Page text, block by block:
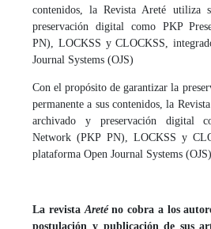
contenidos, la Revista Areté utiliza
preservación digital como PKP
PN), LOCKSS y CLOCKSS,
Journal Systems (OJS)
Con el propósito de garantizar la
permanente a sus contenidos, la
archivado y preservación digital
Network (PKP PN), LOCKSS y
plataforma Open Journal Systems (OJS).
La revista Areténo cobra a los
postulación y publicación de sus